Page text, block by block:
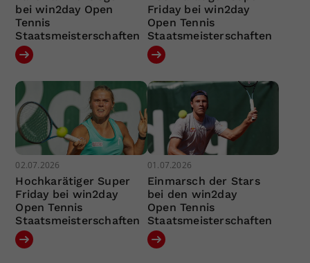
bei win2day Open
Tennis
Staatsmeisterschaften
Friday bei win2day
Open Tennis
Staatsmeisterschaften
02.07.2026
Hochkarätiger Super
Friday bei win2day
Open Tennis
Staatsmeisterschaften
01.07.2026
Einmarsch der Stars
bei den win2day
Open Tennis
Staatsmeisterschaften